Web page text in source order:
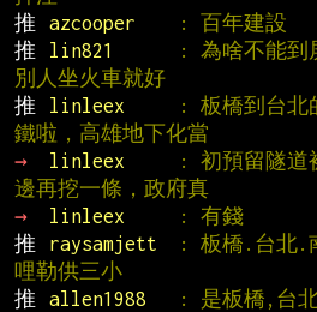
推
azcooper : 百年建設
推
lin821
: 為啥不能到
別人坐火車就好
推
linleex
: 板橋到台北
鐵啦，高雄地下化當
→
linleex
: 初預留隧道
邊再挖一條，政府真
→
linleex : 有錢
推
raysamjett
: 板橋.台北.
哩勒供三小
推
allen1988
: 是板橋,台